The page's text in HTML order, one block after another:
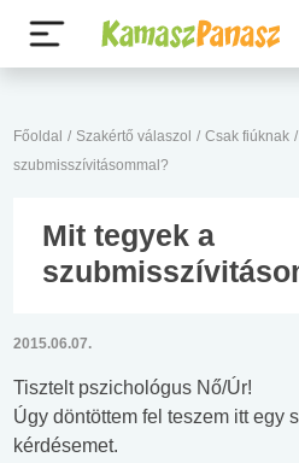
Főoldal / Szakértő válaszol / Csak fiúknak /
szubmisszívitásommal?
Mit tegyek a
2015.06.07.
Tisztelt pszichológus Nő/Úr!
Úgy döntöttem fel teszem itt egy
kérdésemet.